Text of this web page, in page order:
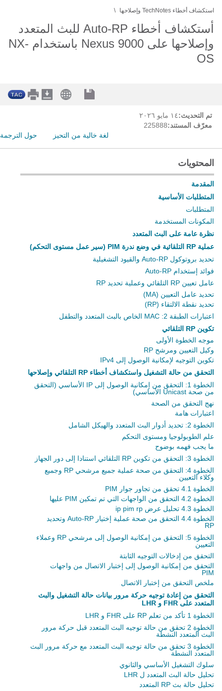
استكشاف أخطاء TechNotes وإصلاحها
أستكشاف أخطاء Auto-RP للبث المتعدد
وإصلاحها على Nexus 9000 باستخدام NX-
OS
تم التحديث:١٤ مايو ٢٠٢٦
معرّف المستند:225888
لغة خالية من التحيز
حول الترجمة
المحتويات
المقدمة
المتطلبات الأساسية
المتطلبات
المكونات المستخدمة
نظرة عامة على البث المتعدد
عملية RP التلقائية في وضع ندرة PIM (سير عمل مستوى التحكم)
تحديد بروتوكول Auto-RP والقيود التشغيلية
فوائد إستخدام Auto-RP
عامل تعيين RP التلقائي وعملية تحديد RP
تحديد عامل التعيين (MA)
تحديد نقطة الالتقاء (RP)
اعتبارات الطبقة 2: MAC الخاص بالبث المتعدد والتطفل
تكوين RP التلقائي
موجه الخطوة الأولى
وكيل التعيين ومرشح RP
تكوين التوجيه لإمكانية الوصول إلى IPv4
التحقق من حالة التشغيل واستكشاف أخطاء RP التلقائي وإصلاحها
الخطوة 1: التحقق من إمكانية الوصول إلى IP الأساسي (التحقق
من صحة Unicast الأساسي)
نهج التحقق من الصحة
اعتبارات هامة
الخطوة 2: تحديد أدوار البث المتعدد والهيكل الشامل
علم الطوبولوجيا ومستوى التحكم
ما يجب فهمه بوضوح
الخطوة 3: التحقق من تكوين RP التلقائي استنادا إلى دور الجهاز
الخطوة 4: التحقق من صحة عملية جميع مرشحي RP وجميع
وكلاء التعيين
الخطوة 4.1 تحقق من تجاور جوار PIM
الخطوة 4.2 التحقق من الواجهات التي تم تمكين PIM عليها
الخطوة 4.3 تحليل عرض ip pim rp
الخطوة 4.4 التحقق من صحة عملية إختيار Auto-RP وتحديد
RP
الخطوة 5: التحقق من إمكانية الوصول إلى مرشحي RP وعملاء
التعيين
التحقق من إدخالات التوجيه الثابتة
التحقق من إمكانية الوصول إلى إختبار الاتصال من واجهات
PIM
ملخص التحقق من إختبار الاتصال
التحقق من إعادة توجيه حركة مرور بيانات حالة التشغيل والبث
المتعدد على FHR و LHR
الخطوة 1 تأكد من تعلم RP على FHR و LHR
الخطوة 2 تحقق من حالة توجيه البث المتعدد قبل حركة مرور
البث المتعدد النشطة
الخطوة 3 تحقق من حالة توجيه البث المتعدد مع حركة مرور البث
المتعدد النشطة
سلوك التشغيل الأساسي والثانوي
تحليل حالة البث المتعدد ل LHR
تحليل حالة بث RP المتعدد